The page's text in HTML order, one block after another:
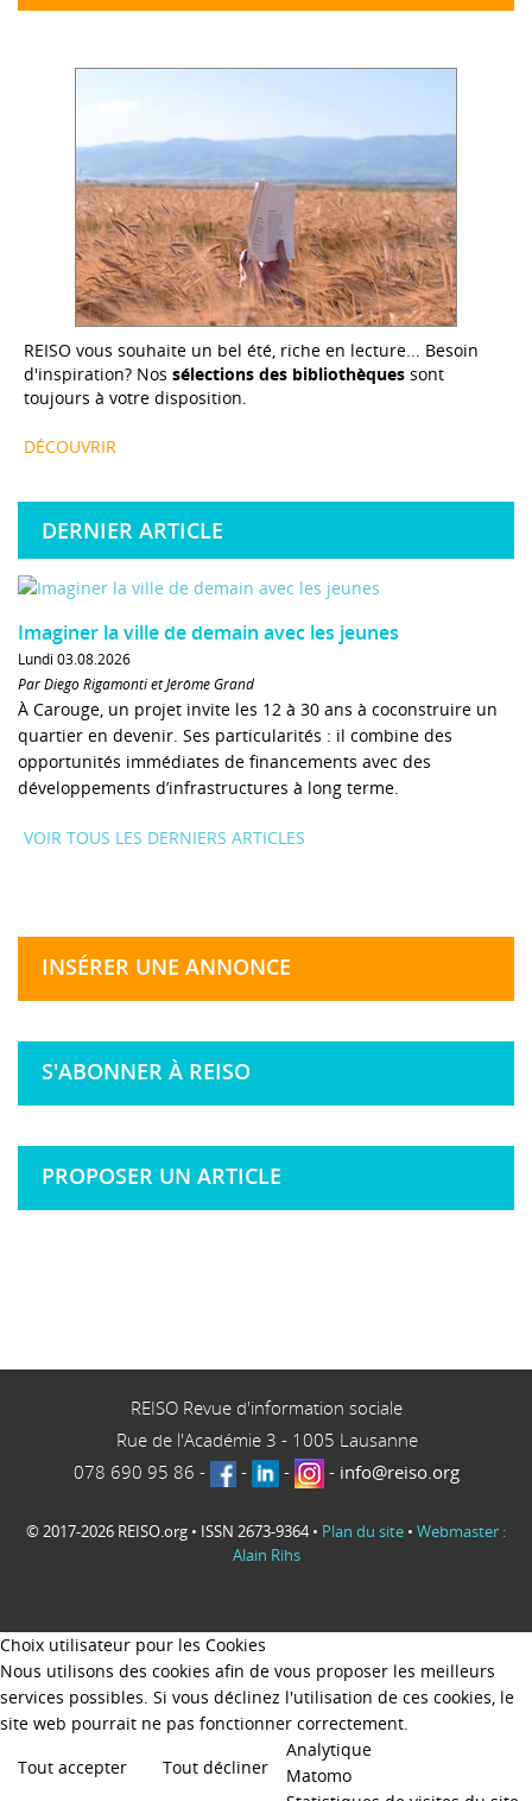
REISO vous souhaite un bel été, riche en lecture... Besoin
d'inspiration? Nos sélections des bibliothèques sont
toujours à votre disposition.
DÉCOUVRIR
DERNIER ARTICLE
Imaginer la ville de demain avec les jeunes
Lundi 03.08.2026
Par Diego Rigamonti et Jérôme Grand
À Carouge, un projet invite les 12 à 30 ans à coconstruire un
quartier en devenir. Ses particularités : il combine des
opportunités immédiates de financements avec des
développements d’infrastructures à long terme.
VOIR TOUS LES DERNIERS ARTICLES
INSÉRER UNE ANNONCE
S'ABONNER À REISO
PROPOSER UN ARTICLE
REISO Revue d'information sociale
Rue de l'Académie 3 - 1005 Lausanne
078 690 95 86 - - - - info@reiso.org
© 2017-2026 REISO.org • ISSN 2673-9364 • Plan du site • Webmaster :
Alain Rihs
Choix utilisateur pour les Cookies
Nous utilisons des cookies afin de vous proposer les meilleurs
services possibles. Si vous déclinez l'utilisation de ces cookies, le
site web pourrait ne pas fonctionner correctement.
Tout accepter
Tout décliner
Analytique
Matomo